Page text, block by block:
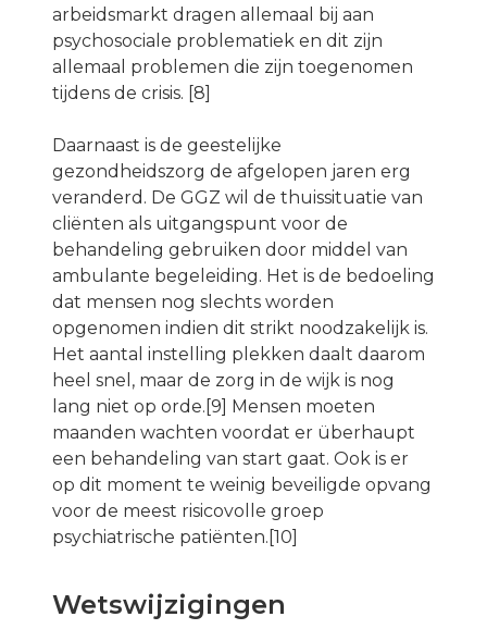
arbeidsmarkt dragen allemaal bij aan
psychosociale problematiek en dit zijn
allemaal problemen die zijn toegenomen
tijdens de crisis. [8]
Daarnaast is de geestelijke
gezondheidszorg de afgelopen jaren erg
veranderd. De GGZ wil de thuissituatie van
cliënten als uitgangspunt voor de
behandeling gebruiken door middel van
ambulante begeleiding. Het is de bedoeling
dat mensen nog slechts worden
opgenomen indien dit strikt noodzakelijk is.
Het aantal instelling plekken daalt daarom
heel snel, maar de zorg in de wijk is nog
lang niet op orde.[9] Mensen moeten
maanden wachten voordat er überhaupt
een behandeling van start gaat. Ook is er
op dit moment te weinig beveiligde opvang
voor de meest risicovolle groep
psychiatrische patiënten.[10]
Wetswijzigingen